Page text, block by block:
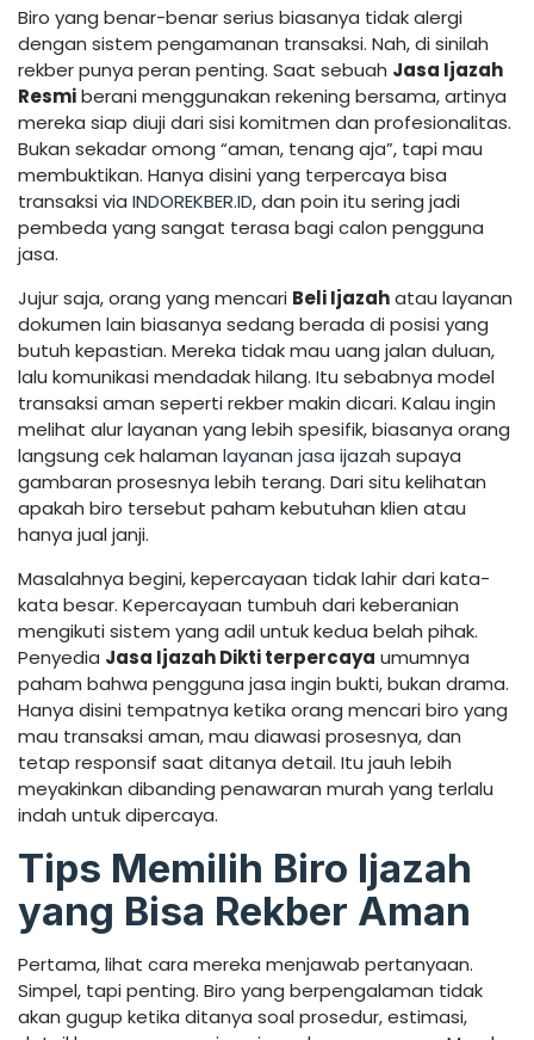
Biro yang benar-benar serius biasanya tidak alergi
dengan sistem pengamanan transaksi. Nah, di sinilah
rekber punya peran penting. Saat sebuah Jasa Ijazah
Resmiberani menggunakan rekening bersama, artinya
mereka siap diuji dari sisi komitmen dan profesionalitas.
Bukan sekadar omong “aman, tenang aja”, tapi mau
membuktikan. Hanya disini yang terpercaya bisa
transaksi via INDOREKBER.ID, dan poin itu sering jadi
pembeda yang sangat terasa bagi calon pengguna
jasa.
Jujur saja, orang yang mencari Beli Ijazahatau layanan
dokumen lain biasanya sedang berada di posisi yang
butuh kepastian. Mereka tidak mau uang jalan duluan,
lalu komunikasi mendadak hilang. Itu sebabnya model
transaksi aman seperti rekber makin dicari. Kalau ingin
melihat alur layanan yang lebih spesifik, biasanya orang
langsung cek halaman layanan jasa ijazah supaya
gambaran prosesnya lebih terang. Dari situ kelihatan
apakah biro tersebut paham kebutuhan klien atau
hanya jual janji.
Masalahnya begini, kepercayaan tidak lahir dari kata-
kata besar. Kepercayaan tumbuh dari keberanian
mengikuti sistem yang adil untuk kedua belah pihak.
Penyedia Jasa Ijazah Dikti terpercaya umumnya
paham bahwa pengguna jasa ingin bukti, bukan drama.
Hanya disini tempatnya ketika orang mencari biro yang
mau transaksi aman, mau diawasi prosesnya, dan
tetap responsif saat ditanya detail. Itu jauh lebih
meyakinkan dibanding penawaran murah yang terlalu
indah untuk dipercaya.
Tips Memilih Biro Ijazah
yang Bisa Rekber Aman
Pertama, lihat cara mereka menjawab pertanyaan.
Simpel, tapi penting. Biro yang berpengalaman tidak
akan gugup ketika ditanya soal prosedur, estimasi,